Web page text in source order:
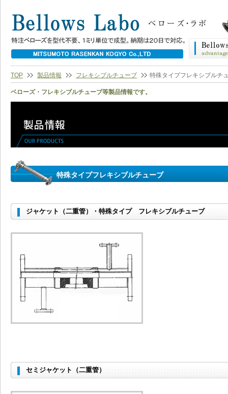
TOP 製品情報 フレキシブルチューブ 特殊タイプフレキシブルチ
ベローズ・フレキシブルチューブ等製品情報です。
特殊タイプフレキシブルチューブ
ジャケット（二重管）・特殊タイプ フレキシブルチューブ
セミジャケット（二重管）